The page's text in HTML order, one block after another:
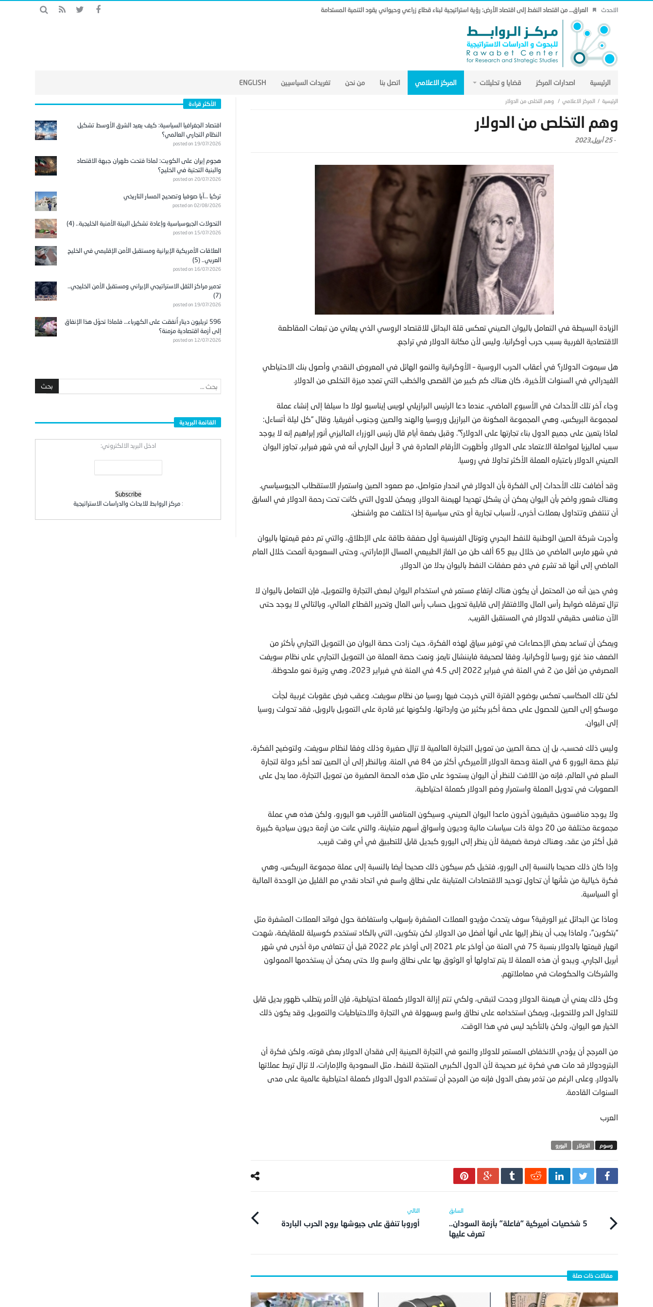
الاحدث العراق… من اقتصاد النفط إلى اقتصاد الأرض: رؤية استراتيجية لبناء قطاع زراعي وحيواني يقود التنمية المستدامة
الرئيسية اصدارات المركز قضايا و تحليلات المركز الاعلامي اتصل بنا من نحن تغريدات السياسيين ENGLISH
المركز الاعلامي وهم التخلص من الدولار
وهم التخلص من الدولار
-25 أبريل,2023
الزيادة البسيطة في التعامل باليوان الصيني تعكس قلة البدائل للاقتصاد الروسي الذي يعاني من تبعات المقاطعة
الاقتصادية الغربية بسبب حرب أوكرانيا، وليس لأن مكانة الدولار في تراجع.
هل سيموت الدولار؟ في أعقاب الحرب الروسية – الأوكرانية والنمو الهائل في المعروض النقدي وأصول بنك الاحتياطي
الفيدرالي في السنوات الأخيرة، كان هناك كم كبير من القصص والخطب التي تمجد ميزة التخلص من الدولار.
وجاء آخر تلك الأحداث في الأسبوع الماضي، عندما دعا الرئيس البرازيلي لويس إيناسيو لولا دا سيلفا إلى إنشاء عملة
لمجموعة البريكس، وهي المجموعة المكونة من البرازيل وروسيا والهند والصين وجنوب أفريقيا. وقال “كل ليلة أتساءل:
لماذا يتعين على جميع الدول بناء تجارتها على الدولار؟”. وقبل بضعة أيام قال رئيس الوزراء الماليزي أنور إبراهيم إنه لا يوجد
سبب لماليزيا لمواصلة الاعتماد على الدولار. وأظهرت الأرقام الصادرة في 3 أبريل الجاري أنه في شهر فبراير، تجاوز اليوان
الصيني الدولار باعتباره العملة الأكثر تداولا في روسيا.
وقد أضافت تلك الأحداث إلى الفكرة بأن الدولار في انحدار متواصل، مع صعود الصين واستمرار الاستقطاب الجيوسياسي.
وهناك شعور واضح بأن اليوان يمكن أن يشكل تهديدا لهيمنة الدولار. ويمكن للدول التي كانت تحت رحمة الدولار في السابق
أن تنتفض وتتداول بعملات أخرى، لأسباب تجارية أو حتى سياسية إذا اختلفت مع واشنطن.
وأجرت شركة الصين الوطنية للنفط البحري وتوتال الفرنسية أول صفقة طاقة على الإطلاق، والتي تم دفع قيمتها باليوان
في شهر مارس الماضي من خلال بيع 65 ألف طن من الغاز الطبيعي المسال الإماراتي، وحتى السعودية ألمحت خلال العام
الماضي إلى أنها قد تشرع في دفع صفقات النفط باليوان بدلا من الدولار.
وفي حين أنه من المحتمل أن يكون هناك ارتفاع مستمر في استخدام اليوان لبعض التجارة والتمويل، فإن التعامل باليوان لا
تزال تعرقله ضوابط رأس المال والافتقار إلى قابلية تحويل حساب رأس المال وتحرير القطاع المالي، وبالتالي لا يوجد حتى
الآن منافس حقيقي للدولار في المستقبل القريب.
ويمكن أن تساعد بعض الإحصاءات في توفير سياق لهذه الفكرة، حيث زادت حصة اليوان من التمويل التجاري بأكثر من
الضعف منذ غزو روسيا لأوكرانيا، وفقا لصحيفة فايننشال تايمز. ونمت حصة العملة من التمويل التجاري على نظام سويفت
المصرفي من أقل من 2 في المئة في فبراير 2022 إلى 4.5 في المئة في فبراير 2023، وهي وتيرة نمو ملحوظة.
لكن تلك المكاسب تعكس بوضوح الفترة التي خرجت فيها روسيا من نظام سويفت. وعقب فرض عقوبات غربية لجأت
موسكو إلى الصين للحصول على حصة أكبر بكثير من وارداتها، ولكونها غير قادرة على التمويل بالروبل، فقد تحولت روسيا
إلى اليوان.
وليس ذلك فحسب، بل إن حصة الصين من تمويل التجارة العالمية لا تزال صغيرة وذلك وفقا لنظام سويفت. ولتوضيح الفكرة،
تبلغ حصة اليورو 6 في المئة وحصة الدولار الأميركي أكثر من 84 في المئة. وبالنظر إلى أن الصين تعد أكبر دولة لتجارة
السلع في العالم، فإنه من اللافت للنظر أن اليوان يستحوذ على مثل هذه الحصة الصغيرة من تمويل التجارة، مما يدل على
الصعوبات في تدويل العملة واستمرار وضع الدولار كعملة احتياطية.
ولا يوجد منافسون حقيقيون آخرون ماعدا اليوان الصيني. وسيكون المنافس الأقرب هو اليورو، ولكن هذه هي عملة
مجموعة مختلفة من 20 دولة ذات سياسات مالية وديون وأسواق أسهم متباينة، والتي عانت من أزمة ديون سيادية كبيرة
قبل أكثر من عقد، وهناك فرصة ضعيفة لأن ينظر إلى اليورو كبديل قابل للتطبيق في أي وقت قريب.
وإذا كان ذلك صحيحا بالنسبة إلى اليورو، فتخيل كم سيكون ذلك صحيحا أيضا بالنسبة إلى عملة مجموعة البريكس، وهي
فكرة خيالية من شأنها أن تحاول توحيد الاقتصادات المتباينة على نطاق واسع في اتحاد نقدي مع القليل من الوحدة المالية
أو السياسية.
وماذا عن البدائل غير الورقية؟ سوف يتحدث مؤيدو العملات المشفرة بإسهاب واستفاضة حول فوائد العملات المشفرة مثل
“بتكوين”، ولماذا يجب أن ينظر إليها على أنها أفضل من الدولار. لكن بتكوين، التي بالكاد تستخدم كوسيلة للمقايضة، شهدت
انهيار قيمتها بالدولار بنسبة 75 في المئة من أواخر عام 2021 إلى أواخر عام 2022 قبل أن تتعافى مرة أخرى في شهر
أبريل الجاري. ويبدو أن هذه العملة لا يتم تداولها أو الوثوق بها على نطاق واسع ولا حتى يمكن أن يستخدمها الممولون
والشركات والحكومات في معاملاتهم.
وكل ذلك يعني أن هيمنة الدولار وجدت لتبقى، ولكي تتم إزالة الدولار كعملة احتياطية، فإن الأمر يتطلب ظهور بديل قابل
للتداول الحر وللتحويل، ويمكن استخدامه على نطاق واسع وبسهولة في التجارة والاحتياطيات والتمويل. وقد يكون ذلك
الخيار هو اليوان، ولكن بالتأكيد ليس في هذا الوقت.
من المرجح أن يؤدي الانخفاض المستمر للدولار والنمو في التجارة الصينية إلى فقدان الدولار بعض قوته، ولكن فكرة أن
البترودولار قد مات هي فكرة غير صحيحة لأن الدول الكبرى المنتجة للنفط، مثل السعودية والإمارات، لا تزال تربط عملاتها
بالدولار. وعلى الرغم من تذمر بعض الدول فإنه من المرجح أن تستخدم الدول الدولار كعملة احتياطية عالمية على مدى
السنوات القادمة.
العرب
الدولار اليورو
5 شخصيات أميركية “فاعلة” بأزمة السودان..
تعرف عليها
أوروبا تنفق على جيوشها بروح الحرب الباردة
الأكثر قراءة
اقتصاد الجغرافيا السياسية: كيف يعيد الشرق الأوسط تشكيل
النظام التجاري العالمي؟
posted on 19/07/2026
هجوم إيران على الكويت: لماذا فتحت طهران جبهة الاقتصاد
والبنية التحتية في الخليج؟
posted on 20/07/2026
تركيا …آيا صوفيا وتصحيح المسار التاريخي
posted on 02/08/2026
التحولات الجيوسياسية وإعادة تشكيل البيئة الأمنية الخليجية.. (4)
posted on 15/07/2026
العلاقات الأمريكية الإيرانية ومستقبل الأمن الإقليمي في الخليج
العربي.. (5)
posted on 16/07/2026
تدمير مراكز الثقل الاستراتيجي الإيراني ومستقبل الأمن الخليجي..
(7)
posted on 19/07/2026
596 تريليون دينار أُنفقت على الكهرباء… فلماذا تحوّل هذا الإنفاق
إلى أزمة اقتصادية مزمنة؟
posted on 12/07/2026
القائمة البريدية
ادخل البريد الالكتروني:
:مركز الروابط للابحاث والدراسات الاستراتيجية